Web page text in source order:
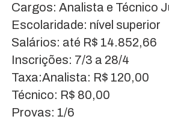
Cargos: Analista e Técnico
Escolaridade: nível superior
Salários: até R$ 14.852,66
Inscrições: 7/3 a 28/4
Taxa:Analista: R$ 120,00
Técnico: R$ 80,00
Provas: 1/6